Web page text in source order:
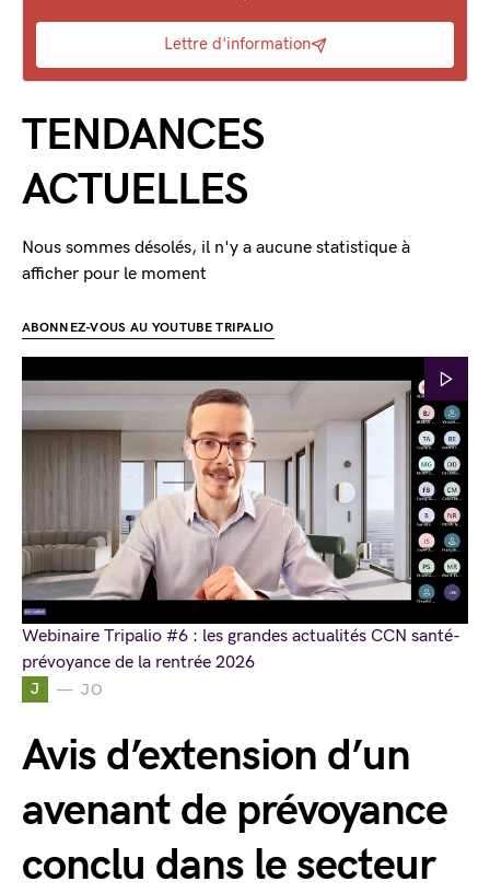
J JO
Avis d’extension d’un
avenant de prévoyance
conclu dans le secteur
Lettre d'information
TENDANCES
ACTUELLES
Nous sommes désolés, il n'y a aucune statistique à
afficher pour le moment
ABONNEZ-VOUS AU YOUTUBE TRIPALIO
Webinaire Tripalio #6 : les grandes actualités CCN santé-
prévoyance de la rentrée 2026